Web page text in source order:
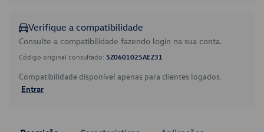
Verifique a compatibilidade
Consulte a compatibilidade fazendo login na sua conta.
Código original consultado: 5Z0601025AEZ31
Compatibilidade disponível apenas para clientes logados.
Entrar